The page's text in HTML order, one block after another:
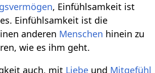
, Einfühlsamkeit ist
Einfühlsamkeit ist die
anderen Menschen hinein zu
wie es ihm geht.
auch, mit Liebe und Mitgefühl